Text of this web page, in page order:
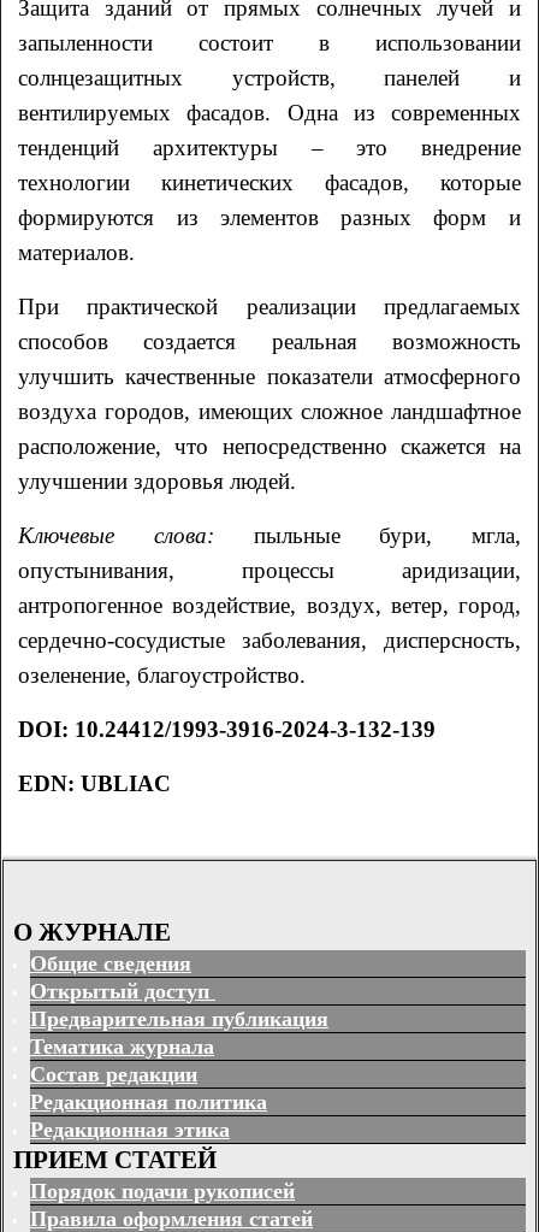
Защита зданий от прямых солнечных лучей и
запыленности состоит в использовании
солнцезащитных устройств, панелей и
вентилируемых фасадов. Одна из современных
тенденций архитектуры – это внедрение
технологии кинетических фасадов, которые
формируются из элементов разных форм и
материалов.
При практической реализации предлагаемых
способов создается реальная возможность
улучшить качественные показатели атмосферного
воздуха городов, имеющих сложное ландшафтное
расположение, что непосредственно скажется на
улучшении здоровья людей.
Ключевые слова: пыльные бури, мгла,
опустынивания, процессы аридизации,
антропогенное воздействие, воздух, ветер, город,
сердечно-сосудистые заболевания, дисперсность,
озеленение, благоустройство.
DOI: 10.24412/1993-3916-2024-3-132-139
EDN: UBLIAC
О ЖУРНАЛЕ
Общие сведения
Открытый доступ
Предварительная публикация
Тематика журнала
Состав редакции
Редакционная политика
Редакционная этика
ПРИЕМ СТАТЕЙ
Порядок подачи рукописей
Правила оформления статей